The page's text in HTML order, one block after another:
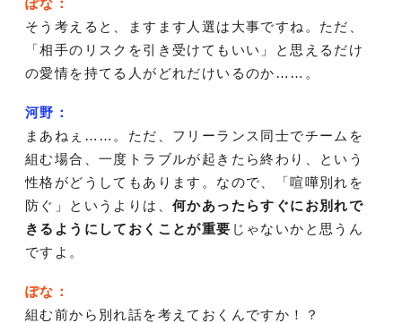
そう考えると、ますます人選は大事ですね。ただ、
「相手のリスクを引き受けてもいい」と思えるだけ
の愛情を持てる人がどれだけいるのか……。
河野：
まあねぇ……。ただ、フリーランス同士でチームを
組む場合、一度トラブルが起きたら終わり、という
性格がどうしてもあります。なので、「喧嘩別れを
防ぐ」というよりは、 何かあったらすぐにお別れで
きるようにしておくことが重要 じゃないかと思うん
ですよ。
ぽな：
組む前から別れ話を考えておくんですか！？